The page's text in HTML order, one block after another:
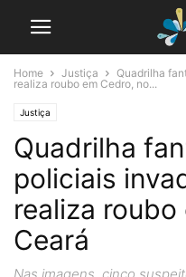
Home Justiça
Quadrilha
realiza roubo em Cedro, no...
Justiça
Quadrilha
policiais
realiza
Ceará